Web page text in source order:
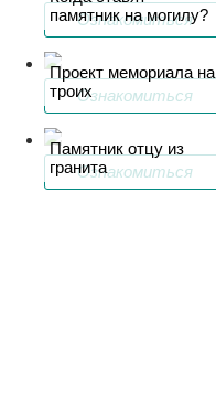
памятник на могилу?
Ознакомиться
Проект мемориала на
троихОзнакомиться
Памятник отцу из
гранитаОзнакомиться